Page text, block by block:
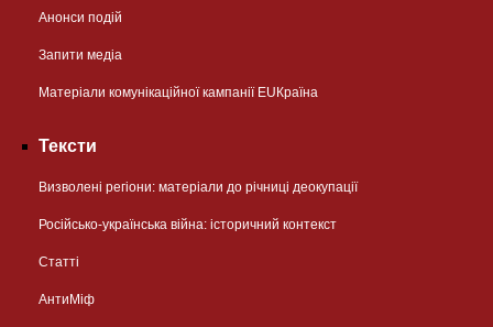
Анонси подій
Запити медіа
Матеріали комунікаційної кампанії EUКраїна
Тексти
Визволені регіони: матеріали до річниці деокупації
Російсько-українська війна: історичний контекст
Статті
АнтиМіф